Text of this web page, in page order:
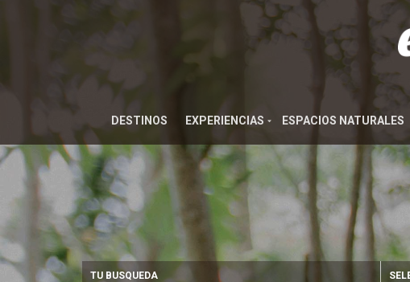
DESTINOS EXPERIENCIAS ESPACIOS NATURALES
TU BUSQUEDA